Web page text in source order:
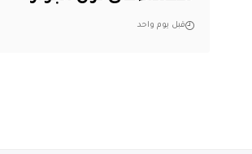
قبل يوم واحد